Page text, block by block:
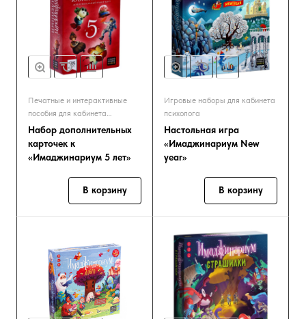
Печатные и интерактивные
пособия для кабинета
психолога
Набор дополнительных
карточек к
«Имаджинариум 5 лет»
В корзину
Игровые наборы для кабинета
психолога
Настольная игра
«Имаджинариум New
year»
В корзину